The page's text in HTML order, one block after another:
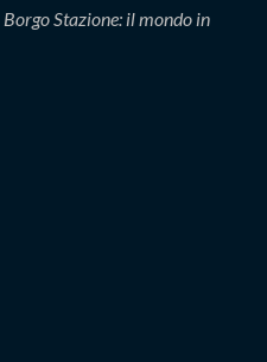
Borgo Stazione: il mondo in